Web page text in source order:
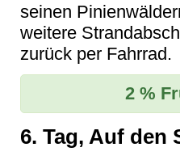
seinen
weitere
zurück per Fahrrad.
2 %
6. Tag, Auf den